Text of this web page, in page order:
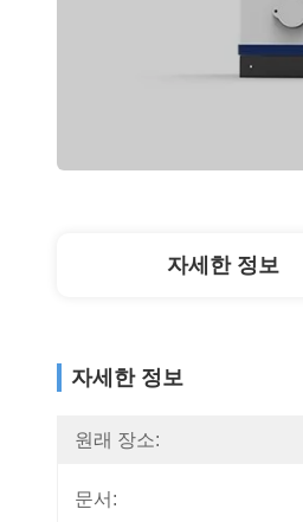
자세한 정보
자세한 정보
원래 장소:
문서: